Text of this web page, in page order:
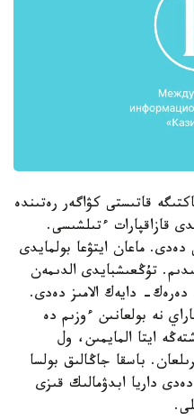
قاتىستى كۋاگەر رەتىندە
قازاقپارات ءتىلشىسى.
ماعان ايتۋعا بولمايدى
تۇڭعىشبايدى الدىمەن
دەرەك- دايەك الامىز دەدى.
نە بولعانىن ءوزىم دە
ايتا المايمىن، ول
باسقا جاڭالىق بولسا
داريا ابدۋمالىك قىزى